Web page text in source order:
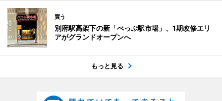
買う
別府駅高架下の新「べっぷ駅市場」、1期改修エリ
アがグランドオープンへ
もっと見る